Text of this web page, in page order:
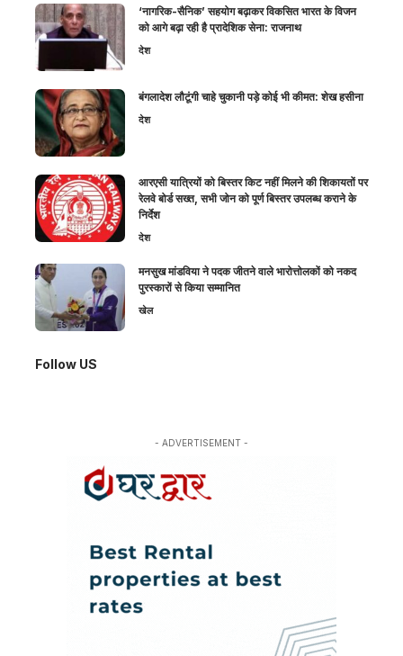
‘नागरिक-सैनिक’ सहयोग बढ़ाकर विकसित भारत के विजन
को आगे बढ़ा रही है प्रादेशिक सेना: राजनाथ
देश
बंगलादेश लौटूंगी चाहे चुकानी पड़े कोई भी कीमत: शेख हसीना
देश
आरएसी यात्रियों को बिस्तर किट नहीं मिलने की शिकायतों पर
रेलवे बोर्ड सख्त, सभी जोन को पूर्ण बिस्तर उपलब्ध कराने के
निर्देश
देश
मनसुख मांडविया ने पदक जीतने वाले भारोत्तोलकों को नकद
पुरस्कारों से किया सम्मानित
खेल
Follow US
- ADVERTISEMENT -